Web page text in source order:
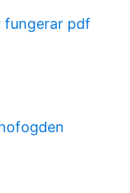
fungerar pdf